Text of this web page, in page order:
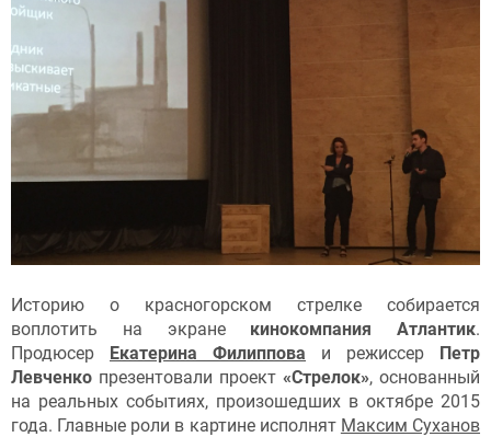
Историю о красногорском стрелке собирается
воплотить на экране кинокомпания Атлантик.
Продюсер Екатерина Филиппова и режиссер Петр
Левченко презентовали проект «Стрелок», основанный
на реальных событиях, произошедших в октябре 2015
года. Главные роли в картине исполнят Максим Суханов